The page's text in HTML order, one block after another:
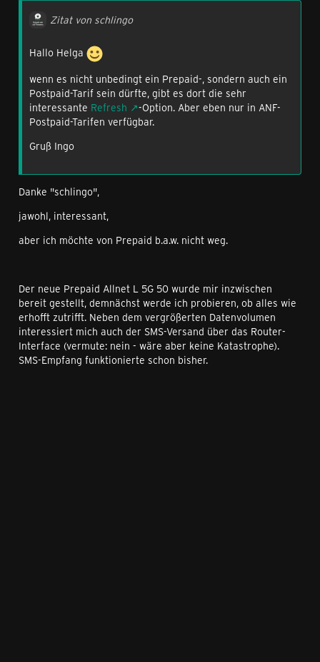
Zitat von schlingo
Hallo Helga
wenn es nicht unbedingt ein Prepaid-, sondern auch ein
Postpaid-Tarif sein dürfte, gibt es dort die sehr
interessante Refresh
-Option. Aber eben nur in ANF-
Postpaid-Tarifen verfügbar.
Gruß Ingo
Danke "schlingo",
jawohl, interessant,
aber ich möchte von Prepaid b.a.w. nicht weg.
Der neue Prepaid Allnet L 5G 50 wurde mir inzwischen
bereit gestellt, demnächst werde ich probieren, ob alles wie
erhofft zutrifft. Neben dem vergrößerten Datenvolumen
interessiert mich auch der SMS-Versand über das Router-
Interface (vermute: nein - wäre aber keine Katastrophe).
SMS-Empfang funktionierte schon bisher.